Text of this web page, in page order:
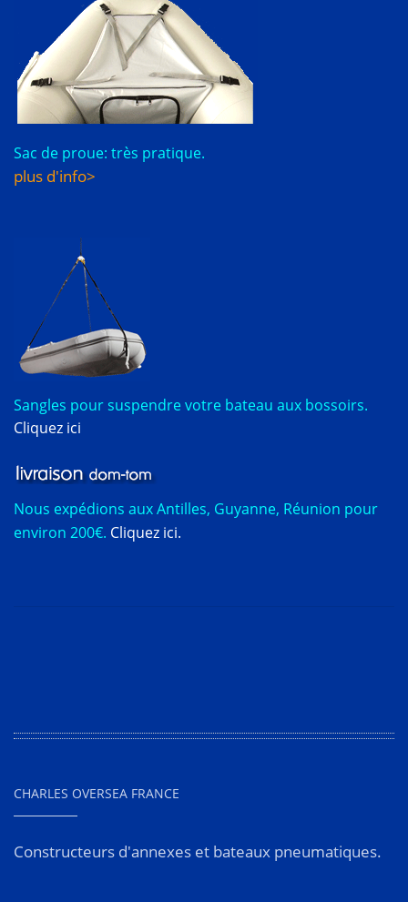
Sac de proue: très pratique.
plus d'info>
Sangles pour suspendre votre bateau aux bossoirs.
Cliquez ici
Nous expédions aux Antilles, Guyanne, Réunion pour
environ 200€. Cliquez ici.
CHARLES OVERSEA FRANCE
Constructeurs d'annexes et bateaux pneumatiques.